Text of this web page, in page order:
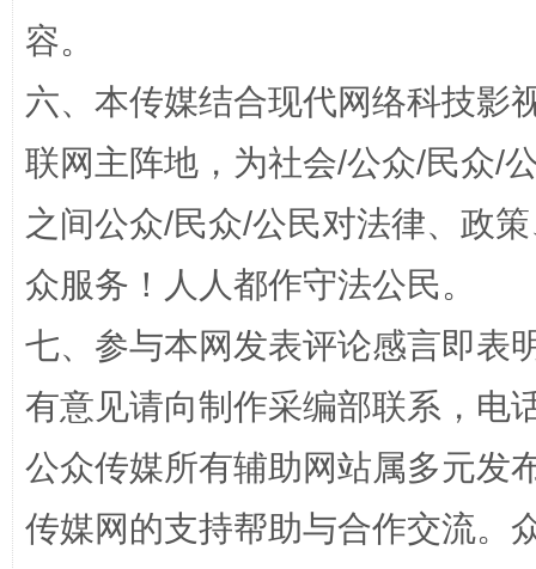
容。
六、本传媒结合现代网络科技影
联网主阵地，为社会/公众/民众/
之间公众/民众/公民对法律、政
众服务！人人都作守法公民。
七、参与本网发表评论感言即表
有意见请向制作采编部联系，电
公众传媒所有辅助网站属多元发
传媒网的支持帮助与合作交流。